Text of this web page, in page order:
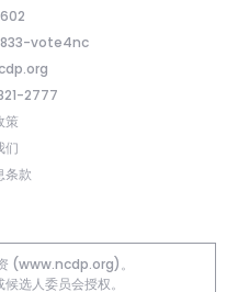
833-vote4nc
2777
策
们
条款
(www.ncdp.org)。
选人委员会授权。